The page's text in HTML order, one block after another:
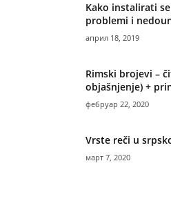
Kako instalirati
problemi i
април 18, 2019
Rimski brojevi –
objašnjenje) +
фебруар 22, 2020
Vrste reči u
март 7, 2020